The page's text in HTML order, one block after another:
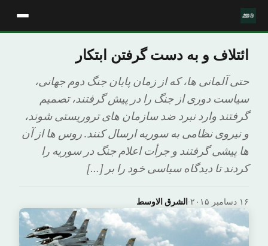
ائتلاف و به دست گرفتن ابتکار
حتی آلمانی ها، که از زمان پایان جنگ دوم جهانی،
سیاست دوری از جنگ را در پیش گرفتند، تصمیم
گرفتند وارد نبرد ضد سازمان های تروریستی شوند،
و نیروی نظامی به سوریه ارسال کنند. روس ها از آن
ها پیشی گرفتند و جرأت اعلام جنگ در سوریه را
کردند تا دیدگاه سیاسی خود را بر […]
الشرق الاوسط· ۱۶ دسامبر ۲۰۱۵